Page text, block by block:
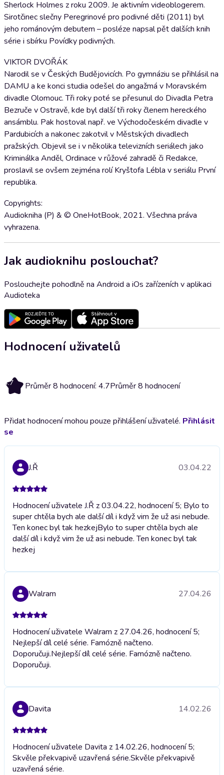
Sherlock Holmes z roku 2009. Je aktivním videoblogerem.
Sirotčinec slečny Peregrinové pro podivné děti (2011) byl
jeho románovým debutem – posléze napsal pět dalších knih
série i sbírku Povídky podivných.
VIKTOR DVOŘÁK
Narodil se v Českých Budějovicích. Po gymnáziu se přihlásil na
DAMU a ke konci studia odešel do angažmá v Moravském
divadle Olomouc. Tři roky poté se přesunul do Divadla Petra
Bezruče v Ostravě, kde byl další tři roky členem hereckého
ansámblu. Pak hostoval např. ve Východočeském divadle v
Pardubicích a nakonec zakotvil v Městských divadlech
pražských. Objevil se i v několika televizních seriálech jako
Kriminálka Anděl, Ordinace v růžové zahradě či Redakce,
proslavil se ovšem zejména rolí Kryštofa Lébla v seriálu První
republika.
Copyrights:
Audiokniha (P) & © OneHotBook, 2021. Všechna práva
vyhrazena.
Jak audioknihu poslouchat?
Poslouchejte pohodlně na Android a iOs zařízeních v aplikaci
Audioteka
Hodnocení uživatelů
4.7 Průměr 8 hodnocení: 4.7Průměr 8 hodnocení
Přidat hodnocení mohou pouze přihlášení uživatelé. Přihlásit
se
J.Ř 03.04.22
Hodnocení uživatele J.Ř z 03.04.22, hodnocení 5; Bylo to
super chtěla bych ale další díl i když vim že už asi nebude.
Ten konec byl tak hezkejBylo to super chtěla bych ale
další díl i když vim že už asi nebude. Ten konec byl tak
hezkej
Walram 27.04.26
Hodnocení uživatele Walram z 27.04.26, hodnocení 5;
Nejlepší díl celé série. Famózně načteno.
Doporučuji.Nejlepší díl celé série. Famózně načteno.
Doporučuji.
Davita 14.02.26
Hodnocení uživatele Davita z 14.02.26, hodnocení 5;
Skvěle překvapivě uzavřená série.Skvěle překvapivě
uzavřená série.